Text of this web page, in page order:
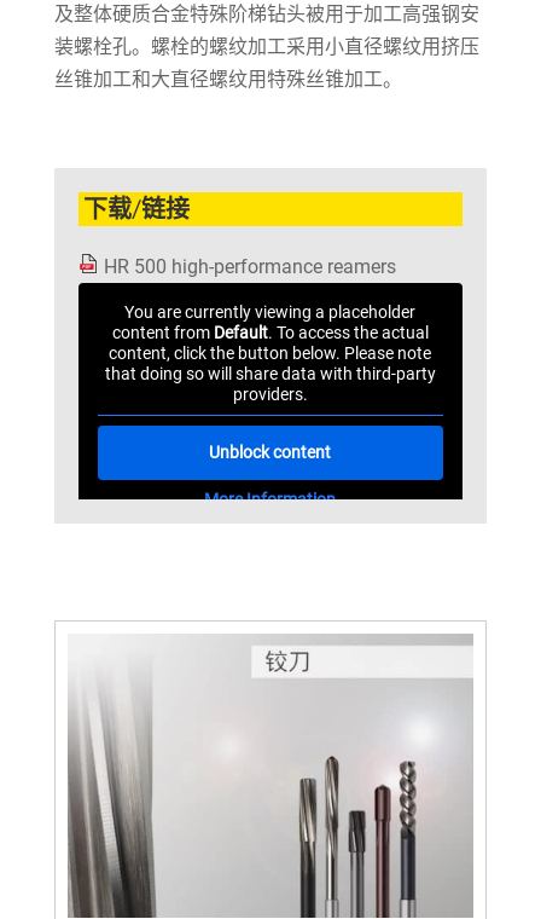
及整体硬质合金特殊阶梯钻头被用于加工高强钢安
装螺栓孔。螺栓的螺纹加工采用小直径螺纹用挤压
丝锥加工和大直径螺纹用特殊丝锥加工。
下载/链接
HR 500 high-performance reamers
You are currently viewing a placeholder
content from Default. To access the actual
content, click the button below. Please note
that doing so will share data with third-party
providers.
Unblock content
More Information